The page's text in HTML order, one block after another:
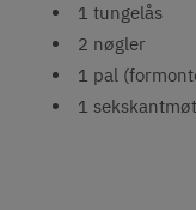
1 tungelås
2 nøgler
1 pal
1